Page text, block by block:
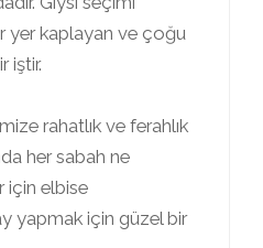
yer kaplayan ve çoğu
iştir.
rahatlık ve ferahlık
her sabah ne
için elbise
yapmak için güzel bir